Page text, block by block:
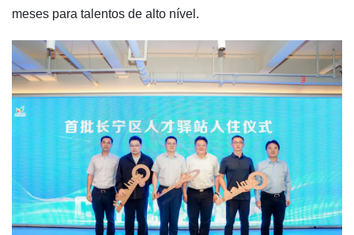
meses para talentos de alto nível.